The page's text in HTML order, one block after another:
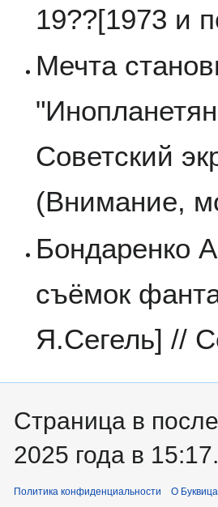
19??[1973 и
Мечта
Советский
(Внимание,
Бондаренко
съёмок
Я.Сегель] //
Страница в
2025 года в 15:17.
Политика конфиденциальности О Буквица